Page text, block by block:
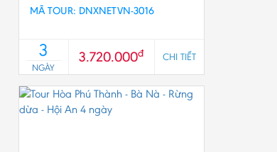
MÃ TOUR: DNXNETVN-3016
3
NGÀY
3.720.000đ CHI TIẾT